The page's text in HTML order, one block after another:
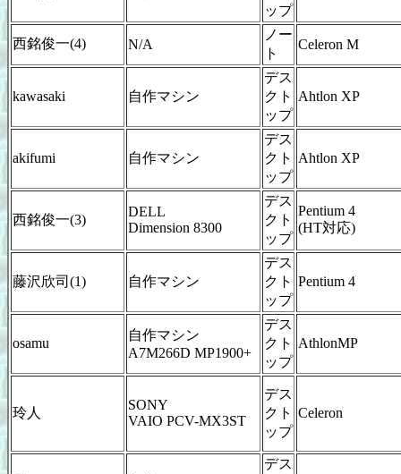
ップ
西銘俊一(4) N/A
ノー
ト
Celeron M
kawasaki 自作マシン
デス
クト
ップ
Ahtlon XP
akifumi 自作マシン
デス
クト
ップ
Ahtlon XP
西銘俊一(3)
DELL
Dimension 8300
デス
クト
ップ
Pentium 4
(HT対応)
藤沢欣司(1) 自作マシン
デス
クト
ップ
Pentium 4
osamu
自作マシン
A7M266D MP1900+
デス
クト
ップ
AthlonMP
玲人
SONY
VAIO PCV-MX3ST
デス
クト
ップ
Celeron
デス